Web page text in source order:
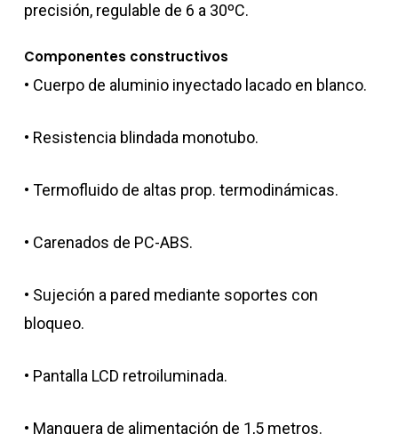
precisión, regulable de 6 a 30ºC.
Componentes constructivos
• Cuerpo de aluminio inyectado lacado en blanco.
• Resistencia blindada monotubo.
• Termofluido de altas prop. termodinámicas.
• Carenados de PC-ABS.
• Sujeción a pared mediante soportes con
bloqueo.
• Pantalla LCD retroiluminada.
• Manguera de alimentación de 1,5 metros.